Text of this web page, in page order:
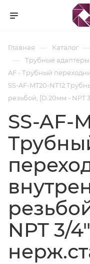
Главная — Каталог —
— Трубные адаптеры
AF - Трубный
SS-AF-MT20-NT12
резьбой, [D.20мм - NPT
SS-AF-
NPT 3/